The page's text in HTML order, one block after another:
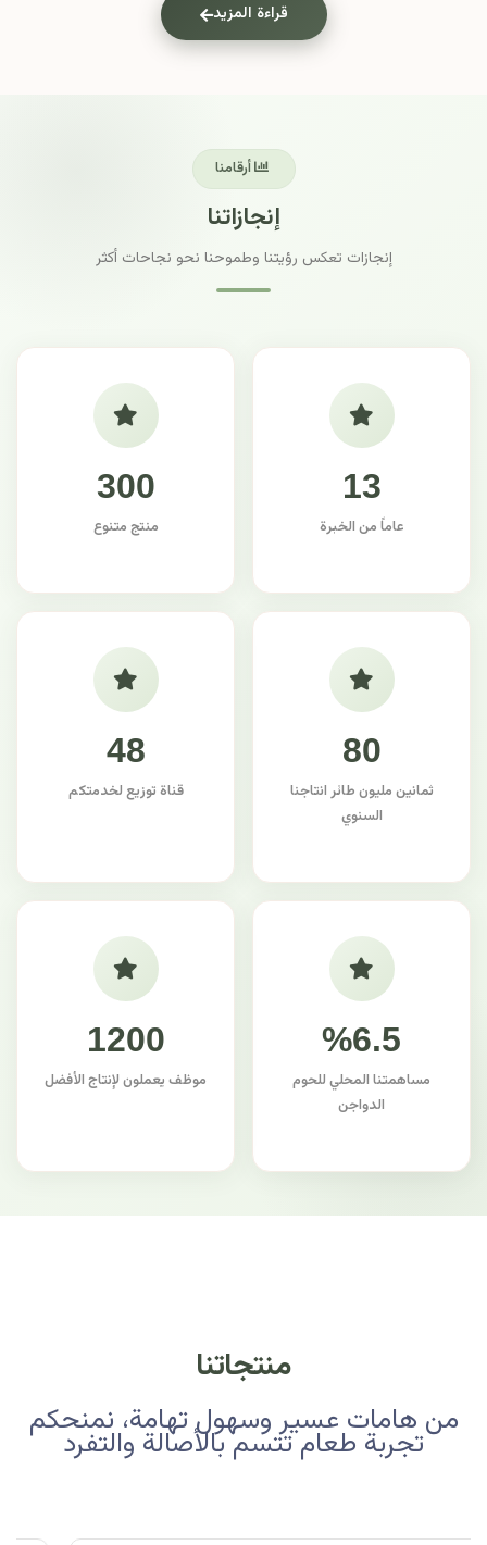
قراءة المزيد
أرقامنا
إنجازاتنا
إنجازات تعكس رؤيتنا وطموحنا نحو نجاحات أكثر
13
عاماً من الخبرة
300
منتج متنوع
80
ثمانين مليون طائر انتاجنا
السنوي
48
قناة توزيع لخدمتكم
%6.5
مساهمتنا المحلي للحوم
الدواجن
1200
موظف يعملون لإنتاج الأفضل
منتجاتنا
من هامات عسير وسهول تهامة، نمنحكم
تجربة طعام تتسم بالأصالة والتفرد